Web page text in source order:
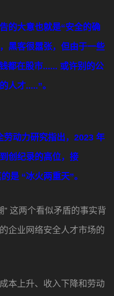
的大意也就是“安全的确
黑客很嚣张，但由于一些
都在股市...... 或许别的公
人才.....”。
劳动力研究指出，2023 年
创纪录的高位，接
是“冰火两重天”。
” 这两个看似矛盾的事实背
企业网络安全人才市场的
本上升、收入下降和劳动